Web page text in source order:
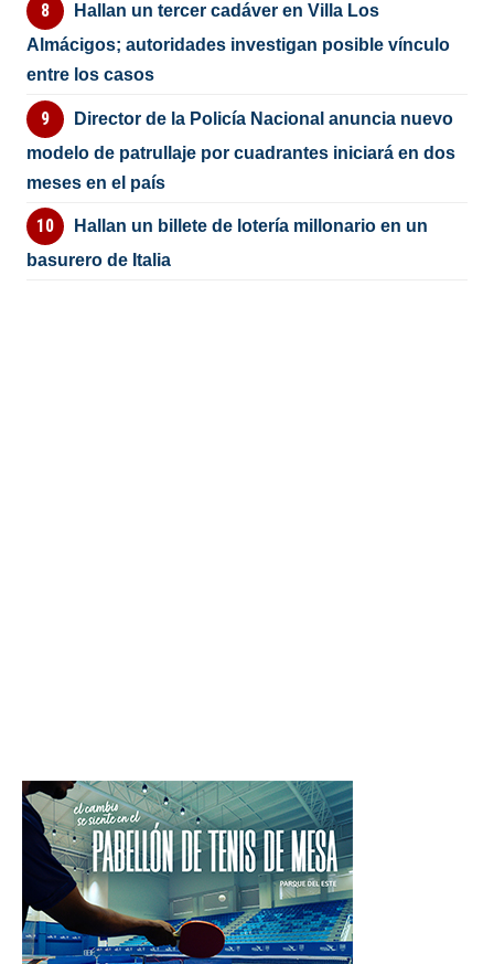
Hallan un tercer cadáver en Villa Los
Almácigos; autoridades investigan posible vínculo
entre los casos
Director de la Policía Nacional anuncia nuevo
modelo de patrullaje por cuadrantes iniciará en dos
meses en el país
Hallan un billete de lotería millonario en un
basurero de Italia